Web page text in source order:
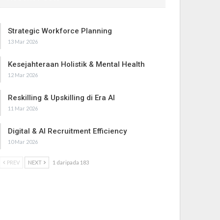
Strategic Workforce Planning
13 Mar 2026
Kesejahteraan Holistik & Mental Health
12 Mar 2026
Reskilling & Upskilling di Era AI
11 Mar 2026
Digital & AI Recruitment Efficiency
10 Mar 2026
PREV NEXT 1 daripada 183